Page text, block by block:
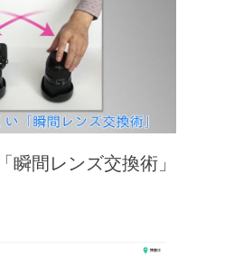
瞬間レンズ交換術」